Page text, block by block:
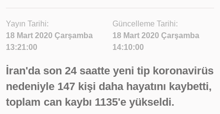
Yayın Tarihi:
18 Mart 2020 Çarşamba
13:21:00
Güncelleme Tarihi:
18 Mart 2020 Çarşamba
14:10:00
İran'da son 24 saatte yeni tip koronavirüs
nedeniyle 147 kişi daha hayatını kaybetti,
toplam can kaybı 1135'e yükseldi.